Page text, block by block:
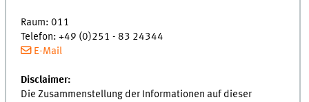
Raum: 011
Telefon: +49 (0)251 - 83 24344
E-Mail
Disclaimer:
Die Zusammenstellung der Informationen auf dieser